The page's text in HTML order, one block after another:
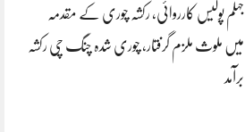
جہلم پولیس کارروائی، رکشہ چوری کے مقدمہ
میں ملوث ملزم گرفتار، چوری شدہ چنگ چی رکشہ
برآمد